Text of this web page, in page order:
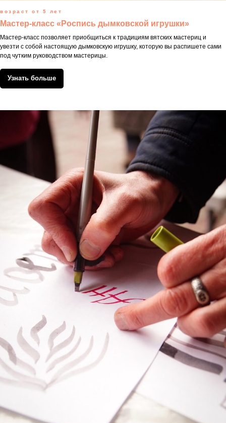
возраст от 5 лет
Мастер-класс «Роспись дымковской игрушки»
Мастер-класс позволяет приобщиться к традициям вятских мастериц и
увезти с собой настоящую дымковскую игрушку, которую вы распишете сами
под чутким руководством мастерицы.
Узнать больше